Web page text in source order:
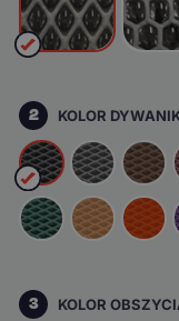
2 KOLOR
3 KOLOR